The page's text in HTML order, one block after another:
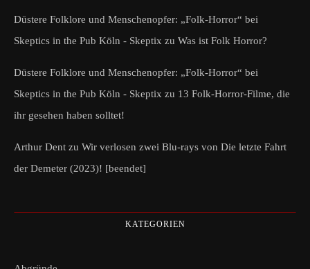
Düstere Folklore und Menschenopfer: „Folk-Horror“ bei
Skeptics in the Pub Köln - Skeptix zu Was ist Folk Horror?
Düstere Folklore und Menschenopfer: „Folk-Horror“ bei
Skeptics in the Pub Köln - Skeptix zu 13 Folk-Horror-Filme, die
ihr gesehen haben solltet!
Arthur Dent zu Wir verlosen zwei Blu-rays von Die letzte Fahrt
der Demeter (2023)! [beendet]
KATEGORIEN